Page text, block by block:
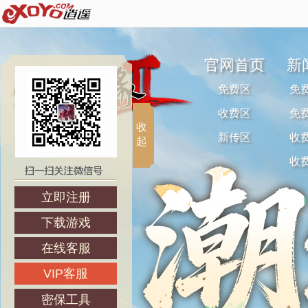
官网首页
免费区
收费区
新传区
新
免
免
收
收
立即注册
下载游戏
在线客服
VIP客服
密保工具
收
起